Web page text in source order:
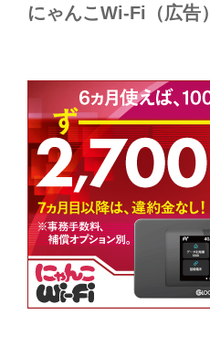
にゃんこWi-Fi（広告）